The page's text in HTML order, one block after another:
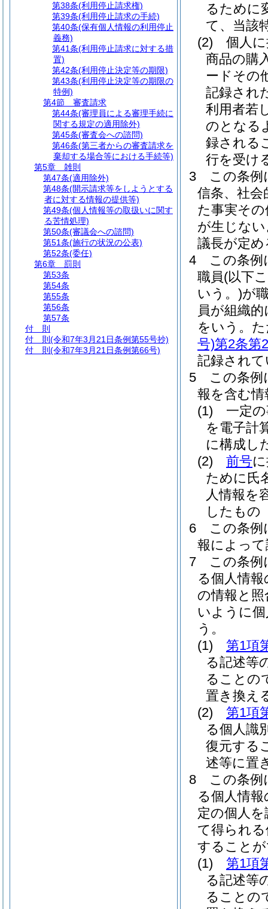
るために
て、当該
(2)
個人
商品の購
ードその
記録され
利用者若
のとなる
録される
行を受け
3
この条例
信条、社会
た事実そ
が生じな
議長が定
4
この条例
職員(以下
いう。)が
員が組織
をいう。
号)第2条第
記録され
5
この条例
報を含む
(1)
一定
を電子計
に構成し
(2)
前号
ために氏
人情報を
したもの
6
この条例
報によっ
7
この条例
る個人情
の情報と
いように
う。
(1)
第1項
る記述等
ることの
置き換え
(2)
第1項
る個人識
復元する
述等に置
8
この条例
る個人情
定の個人
て得られ
すること
(1)
第1項
る記述等
ることの
第38条(利用停止請求権)
第39条(利用停止請求の手続)
第40条(保有個人情報の利用停止
義務)
第41条(利用停止請求に対する措
置)
第42条(利用停止決定等の期限)
第43条(利用停止決定等の期限の
特例)
第4節
審査請求
第44条(審理員による審理手続に
関する規定の適用除外)
第45条(審査会への諮問)
第46条(第三者からの審査請求を
棄却する場合等における手続等)
第5章
雑則
第47条(適用除外)
第48条(開示請求等をしようとする
者に対する情報の提供等)
第49条(個人情報等の取扱いに関す
る苦情処理)
第50条(審議会への諮問)
第51条(施行の状況の公表)
第52条(委任)
第6章
罰則
第53条
第54条
第55条
第56条
第57条
付 則
付 則 (令和7年3月21日条例第55号抄)
付 則 (令和7年3月21日条例第66号)